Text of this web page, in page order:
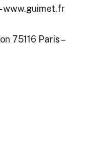
www.guimet.fr
75116 Paris –